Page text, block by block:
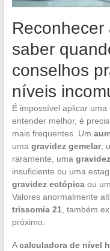
Reconhecer
saber
conselhos
níveis
É impossível aplicar
entender melhor, é
mais frequentes. Um
uma gravidez gemelar,
raramente, uma
insuficiente ou uma
gravidez ectópicaou
Valores anormalmente
trissomia 21 , também
próximo.
Acalculadora de nível